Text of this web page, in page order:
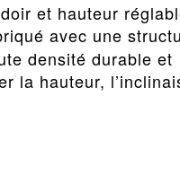
et hauteur
avec une
densité durable et
la hauteur,